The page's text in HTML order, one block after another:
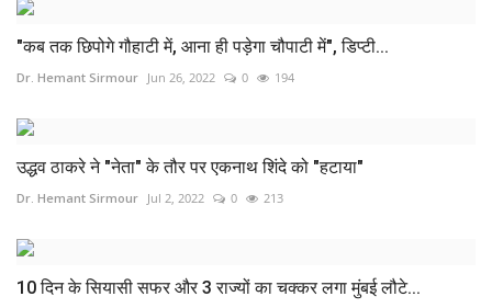
"कब तक छिपोगे गौहाटी में, आना ही पड़ेगा चौपाटी में", डिप्टी...
Dr. Hemant Sirmour Jun 26, 2022 0 194
उद्धव ठाकरे ने "नेता" के तौर पर एकनाथ शिंदे को "हटाया"
Dr. Hemant Sirmour Jul 2, 2022 0 213
10 दिन के सियासी सफर और 3 राज्यों का चक्कर लगा मुंबई लौटे...